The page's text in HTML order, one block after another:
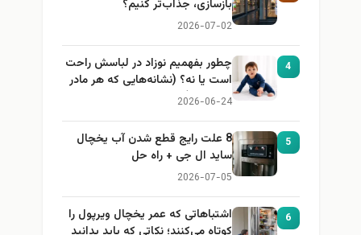
بازسازی، جذاب‌تر کنیم؟
2026-07-02
4
چطور بفهمیم نوزاد در لباسش راحت
است یا نه؟ (نشانه‌هایی که هر مادر
باید بداند)
2026-06-24
5
8 علت رایج قطع شدن آب یخچال
ساید ال جی + راه حل
2026-07-05
6
اشتباهاتی که عمر یخچال ویرپول را